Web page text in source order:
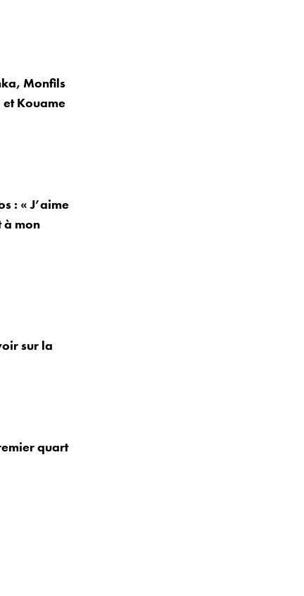
Monfils
et Kouame
: « J’aime
à mon
sur la
quart